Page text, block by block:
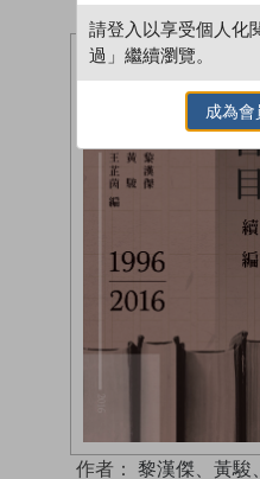
作者： 黎漢傑、黃駿
請登入以享受個人化
過」繼續瀏覽。
成為會